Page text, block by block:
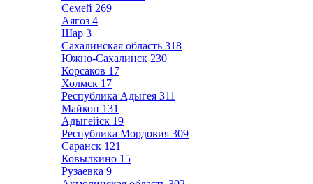
Семей 269
Аягоз 4
Шар 3
Сахалинская область 318
Южно-Сахалинск 230
Корсаков 17
Холмск 17
Республика Адыгея 311
Майкоп 131
Адыгейск 19
Республика Мордовия 309
Саранск 121
Ковылкино 15
Рузаевка 9